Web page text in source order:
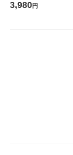
ン BR B00651 1枚 厚さ
3,980円